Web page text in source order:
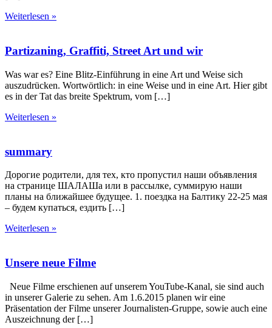
Weiterlesen »
Partizaning, Graffiti, Street Art und wir
Was war es? Eine Blitz-Einführung in eine Art und Weise sich
auszudrücken. Wortwörtlich: in eine Weise und in eine Art. Hier gibt
es in der Tat das breite Spektrum, vom […]
Weiterlesen »
summary
Дорогие родители, для тех, кто пропустил наши объявления
на странице ШАЛАШа или в рассылке, суммирую наши
планы на ближайшее будущее. 1. поездка на Балтику 22-25 мая
– будем купаться, ездить […]
Weiterlesen »
Unsere neue Filme
Neue Filme erschienen auf unserem YouTube-Kanal, sie sind auch
in unserer Galerie zu sehen. Am 1.6.2015 planen wir eine
Präsentation der Filme unserer Journalisten-Gruppe, sowie auch eine
Auszeichnung der […]